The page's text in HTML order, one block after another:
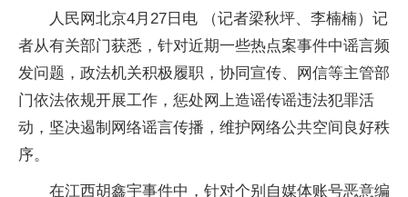
人民网北京4月27日电 （记者梁秋坪、李楠楠）记
者从有关部门获悉，针对近期一些热点案事件中谣言频
发问题，政法机关积极履职，协同宣传、网信等主管部
门依法依规开展工作，惩处网上造谣传谣违法犯罪活
动，坚决遏制网络谣言传播，维护网络公共空间良好秩
序。
在江西胡鑫宇事件中，针对个别自媒体账号恶意编